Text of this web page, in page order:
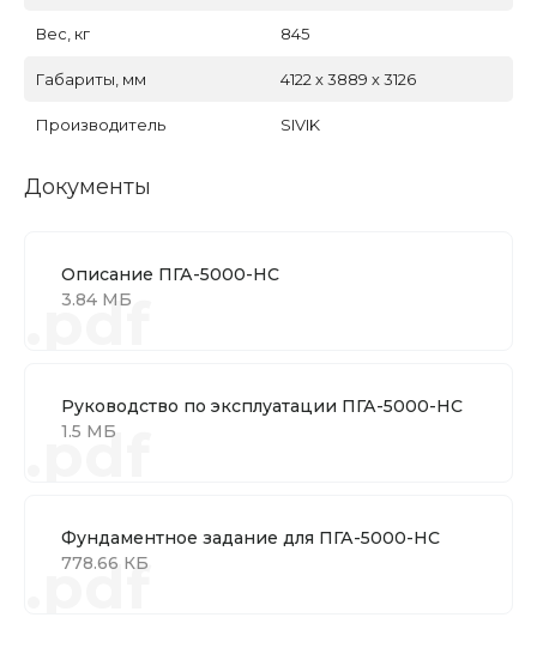
Вес, кг 845
Габариты, мм 4122 х 3889 х 3126
Производитель SIVIK
Документы
Описание ПГА-5000-НС
3.84 МБ
.pdf
Руководство по эксплуатации ПГА-5000-НС
1.5 МБ
.pdf
Фундаментное задание для ПГА-5000-НС
778.66 КБ
.pdf